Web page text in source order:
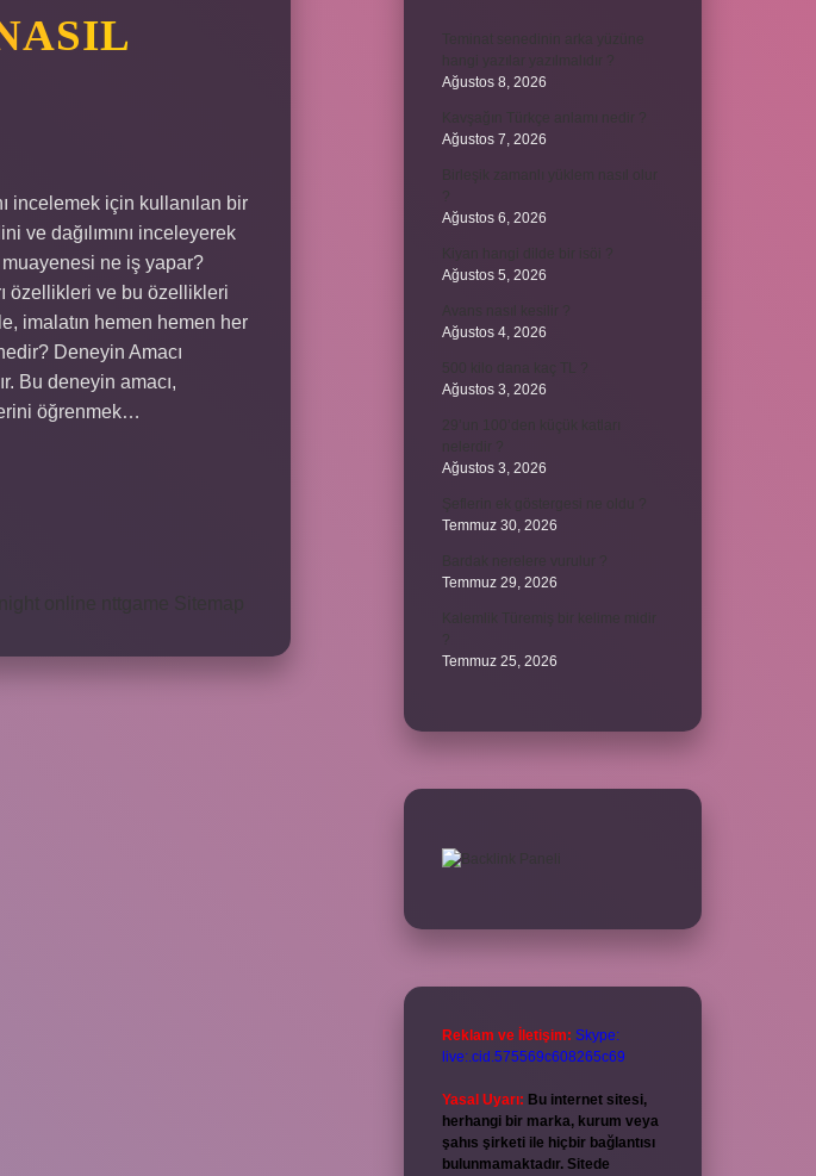
incelemek için kullanılan bir
ve dağılımını inceleyerek
muayenesi ne iş yapar?
özellikleri ve bu özellikleri
imalatın hemen hemen her
Deneyin Amacı
Bu deneyin amacı,
öğrenmek…
Ağustos 8, 2026
Ağustos 7, 2026
Ağustos 6, 2026
Ağustos 5, 2026
Ağustos 4, 2026
Ağustos 3, 2026
Ağustos 3, 2026
Temmuz 30, 2026
Temmuz 29, 2026
Temmuz 25, 2026
Reklam ve İletişim: Skype:
live:.cid.575569c608265c69
Yasal Uyarı: Bu internet sitesi,
herhangi bir marka, kurum veya
şahıs şirketi ile hiçbir bağlantısı
bulunmamaktadır. Sitede